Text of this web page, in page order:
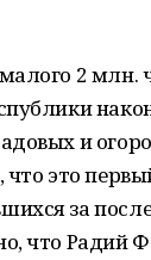
2 млн.
и
что это
за
что Радий